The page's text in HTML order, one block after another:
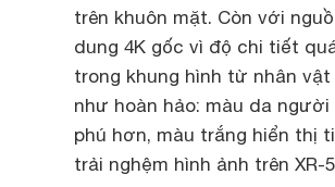
trên khuôn mặt. Còn với
dung 4K gốc vì độ chi tiết
trong khung hình từ nhân
như hoàn hảo: màu da
phú hơn, màu trắng hiển thị
trải nghệm hình ảnh trên XR-